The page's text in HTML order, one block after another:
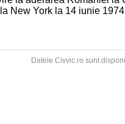
New York la 14 iunie
Datele Civvic.ro sunt